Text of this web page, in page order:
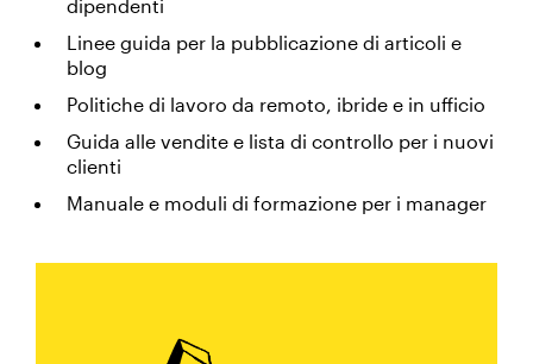
dipendenti
Linee guida per la pubblicazione di articoli e
blog
Politiche di lavoro da remoto, ibride e in ufficio
Guida alle vendite e lista di controllo per i nuovi
clienti
Manuale e moduli di formazione per i manager